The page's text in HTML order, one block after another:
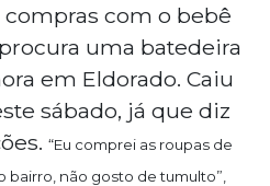
compras com o bebê
uma batedeira
em Eldorado. Caiu
sábado, já que diz
“Eu comprei as roupas de
bairro, não gosto de tumulto”,